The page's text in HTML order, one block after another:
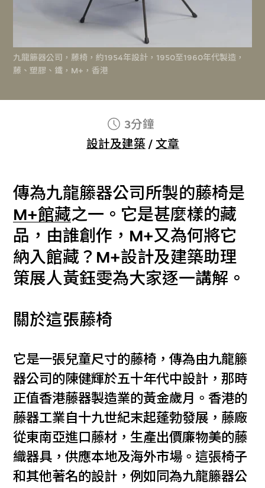
九龍籐器公司，藤椅，約1954年設計，1950至1960年代製造，
藤、塑膠、鐵，M+，香港
3分鐘
設計及建築 / 文章
傳為九龍籐器公司所製的藤椅是
M+館藏之一。它是甚麼樣的藏
品，由誰創作，M+又為何將它
納入館藏？M+設計及建築助理
策展人黃鈺雯為大家逐一講解。
關於這張藤椅
它是一張兒童尺寸的藤椅，傳為由九龍籐
器公司的陳健輝於五十年代中設計，那時
正值香港藤器製造業的黃金歲月。香港的
藤器工業自十九世紀末起蓬勃發展，藤廠
從東南亞進口藤材，生產出價廉物美的藤
織器具，供應本地及海外市場。這張椅子
和其他著名的設計，例如同為九龍籐器公